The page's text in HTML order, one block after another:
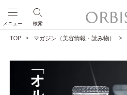
検索
メニュー
TOP マガジン（美容情報・読み物）